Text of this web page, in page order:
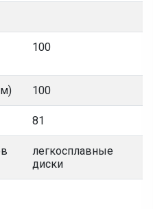
100
100
81
легкосплавные
диски